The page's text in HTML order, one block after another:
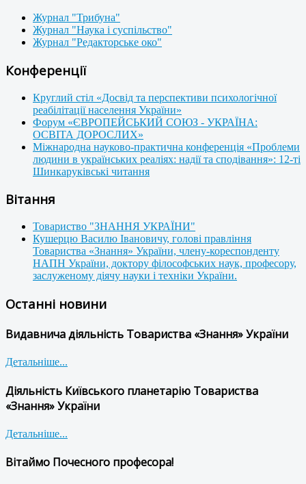
Журнал "Трибуна"
Журнал "Наука і суспільство"
Журнал "Редакторське око"
Конференції
Круглий стіл «Досвід та перспективи психологічної
реабілітації населення України»
Форум «ЄВРОПЕЙСЬКИЙ СОЮЗ - УКРАЇНА:
ОСВІТА ДОРОСЛИХ»
Міжнародна науково-практична конференція «Проблеми
людини в українських реаліях: надії та сподівання»: 12-ті
Шинкаруківські читання
Вітання
Товариство "ЗНАННЯ УКРАЇНИ"
Кушерцю Василю Івановичу, голові правління
Товариства «Знання» України, члену-кореспонденту
НАПН України, доктору філософських наук, професору,
заслуженому діячу науки і техніки України.
Останні новини
Видавнича діяльність Товариства «Знання» України
Детальніше...
Діяльність Київського планетарію Товариства
«Знання» України
Детальніше...
Вітаймо Почесного професора!